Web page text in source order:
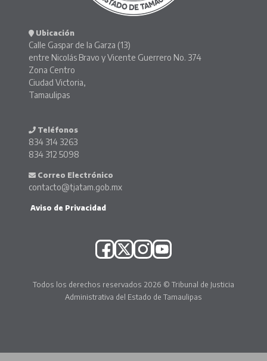
Ubicación
Calle Gaspar de la Garza (13)
entre Nicolás Bravo y Vicente Guerrero No. 374
Zona Centro
Ciudad Victoria,
Tamaulipas
Teléfonos
834 314 3263
834 312 5098
Correo Electrónico
contacto@tjatam.gob.mx
Aviso de Privacidad
Todos los derechos reservados 2026 © Tribunal de Justicia
Administrativa del Estado de Tamaulipas